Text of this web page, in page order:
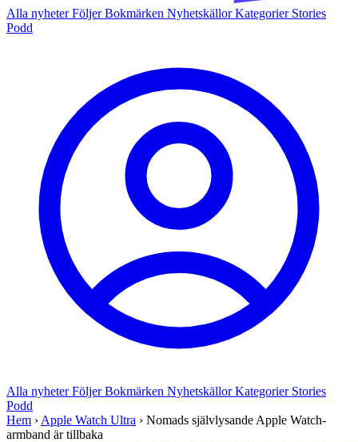
Alla nyheterFöljerBokmärken NyhetskällorKategorier Stories
Podd
Alla nyheterFöljerBokmärken NyhetskällorKategorier Stories
Podd
Hem › Apple Watch Ultra › Nomads självlysande Apple Watch-
armband är tillbaka